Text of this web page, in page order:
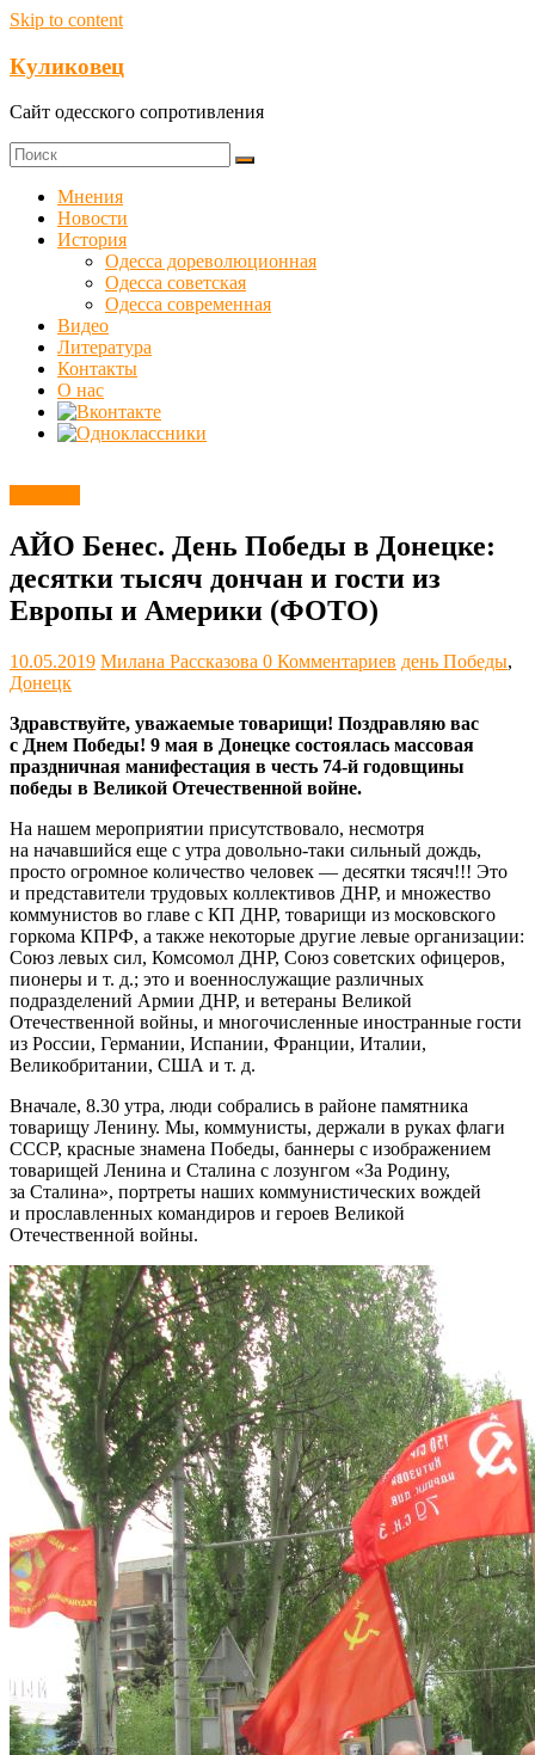
Skip to content
Куликовец
Сайт одесского сопротивления
Мнения
Новости
История
Одесса дореволюционная
Одесса советская
Одесса современная
Видео
Литература
Контакты
О нас
АЙО Бенес. День Победы в Донецке:
десятки тысяч дончан и гости из
Европы и Америки (ФОТО)
10.05.2019 Милана Рассказова 0 Комментариев день Победы,
Донецк
Здравствуйте, уважаемые товарищи! Поздравляю вас
с Днем Победы! 9 мая в Донецке состоялась массовая
праздничная манифестация в честь 74-й годовщины
победы в Великой Отечественной войне.
На нашем мероприятии присутствовало, несмотря
на начавшийся еще с утра довольно-таки сильный дождь,
просто огромное количество человек — десятки тясяч!!! Это
и представители трудовых коллективов ДНР, и множество
коммунистов во главе с КП ДНР, товарищи из московского
горкома КПРФ, а также некоторые другие левые организации:
Союз левых сил, Комсомол ДНР, Союз советских офицеров,
пионеры и т. д.; это и военнослужащие различных
подразделений Армии ДНР, и ветераны Великой
Отечественной войны, и многочисленные иностранные гости
из России, Германии, Испании, Франции, Италии,
Великобритании, США и т. д.
Вначале, 8.30 утра, люди собрались в районе памятника
товарищу Ленину. Мы, коммунисты, держали в руках флаги
СССР, красные знамена Победы, баннеры с изображением
товарищей Ленина и Сталина с лозунгом «За Родину,
за Сталина», портреты наших коммунистических вождей
и прославленных командиров и героев Великой
Отечественной войны.